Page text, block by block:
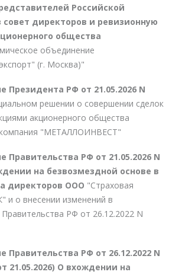
Российской
директоров и ревизионную
общества
объединение
(г. Москва)"
Президента РФ от 21.05.2026 N
решении о совершении сделок
акционерного общества
компания "МЕТАЛЛОИНВЕСТ"
Правительства РФ от 21.05.2026 N
на безвозмездной основе в
директоров ООО "Страховая
и о внесении изменений в
РФ от 26.12.2022 N
Правительства РФ от 26.12.2022 N
21.05.2026) О вхождении на